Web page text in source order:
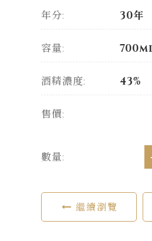
年分: 30年
容量:
酒精濃度: 43%
售價:
數量:
繼續瀏覽